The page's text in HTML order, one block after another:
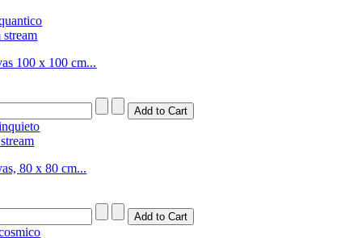
100 x 100 cm...
80 x 80 cm...